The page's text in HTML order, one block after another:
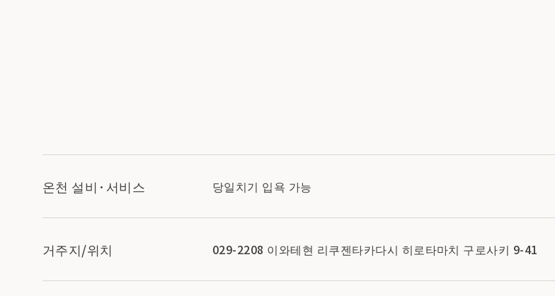
온천 설비·서비스 당일치기 입욕 가능
거주지/위치 029-2208 이와테현 리쿠젠타카다시 히로타마치 구로사키 9-41